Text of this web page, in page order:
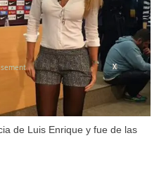
de Luis Enrique y fue de las
X
X